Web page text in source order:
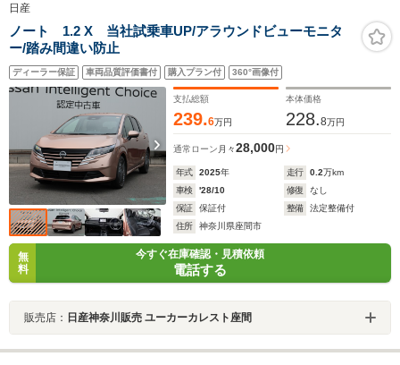
日産
ノート 1.2 X 当社試乗車UP/アラウンドビューモニタ
ー/踏み間違い防止
ディーラー保証 車両品質評価書付 購入プラン付 360°画像付
支払総額
239.6万円
本体価格
228.8万円
通常ローン 月々28,000円
年式 2025年 走行 0.2万km
車検
'28/10 修復
なし
保証
保証付 整備
法定整備付
住所
神奈川県座間市
無
料
今すぐ在庫確認・見積依頼
電話する
販売店： 日産神奈川販売 ユーカーカレスト座間